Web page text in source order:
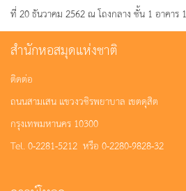
ที่ 20 ธันวาคม 2562 ณ โถงกลาง ชั้น 1 อาคา
สำนักหอสมุดแห่งชาติ
ติดต่อ
ถนนสามเสน แขวงวชิรพยาบาล เขตดุสิต
กรุงเทพมหานคร 10300
Tel. 0-2281-5212 หรือ 0-2280-9828-32